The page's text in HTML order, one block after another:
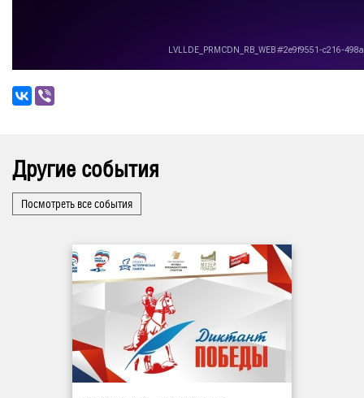
Другие события
Посмотреть все события